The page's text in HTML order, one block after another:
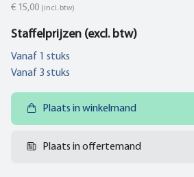
€ 15,00 (incl. btw)
Staffelprijzen (excl. btw)
Vanaf 1 stuks
Vanaf 3 stuks
Plaats in winkelmand
Plaats in offertemand